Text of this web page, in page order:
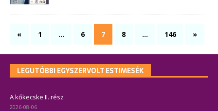
« 1 … 6 7 8 … 146 »
LEGUTÓBBI EGYSZERVOLT ESTIMESÉK
A kőkecske II. rész
2026-08-06